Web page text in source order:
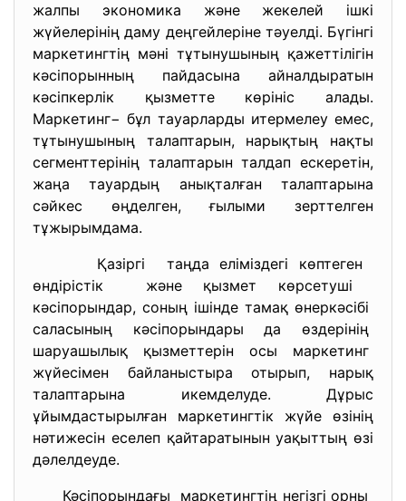
жалпы экономика және жекелей ішкі
жүйелерінің даму деңгейлеріне тәуелді. Бүгінгі
маркетингтің мәні тұтынушының қажеттілігін
кәсіпорынның пайдасына айналдыратын
кәсіпкерлік қызметте көрініс алады.
Маркетинг− бұл тауарларды итермелеу емес,
тұтынушының талаптарын, нарықтың нақты
сегменттерінің талаптарын талдап ескеретін,
жаңа тауардың анықталған талаптарына
сәйкес өңделген, ғылыми зерттелген
тұжырымдама.
Қазіргі таңда еліміздегі көптеген
өндірістік және қызмет көрсетуші
кәсіпорындар, соның ішінде тамақ өнеркәсібі
саласының кәсіпорындары да өздерінің
шаруашылық қызметтерін осы маркетинг
жүйесімен байланыстыра отырып, нарық
талаптарына икемделуде. Дұрыс
ұйымдастырылған маркетингтік жүйе өзінің
нәтижесін еселеп қайтаратынын уақыттың өзі
дәлелдеуде.
Кәсіпорындағы маркетингтің негізгі орны